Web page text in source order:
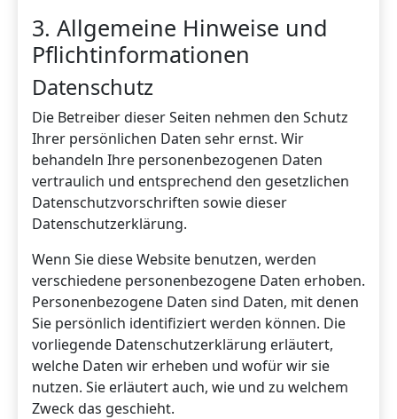
3. Allgemeine Hinweise und
Pflichtinformationen
Datenschutz
Die Betreiber dieser Seiten nehmen den Schutz
Ihrer persönlichen Daten sehr ernst. Wir
behandeln Ihre personenbezogenen Daten
vertraulich und entsprechend den gesetzlichen
Datenschutzvorschriften sowie dieser
Datenschutzerklärung.
Wenn Sie diese Website benutzen, werden
verschiedene personenbezogene Daten erhoben.
Personenbezogene Daten sind Daten, mit denen
Sie persönlich identifiziert werden können. Die
vorliegende Datenschutzerklärung erläutert,
welche Daten wir erheben und wofür wir sie
nutzen. Sie erläutert auch, wie und zu welchem
Zweck das geschieht.